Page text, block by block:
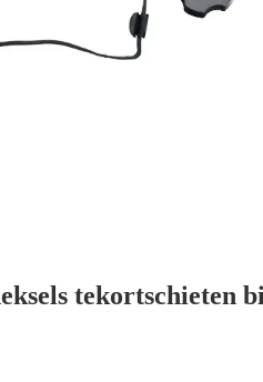
tekortschieten